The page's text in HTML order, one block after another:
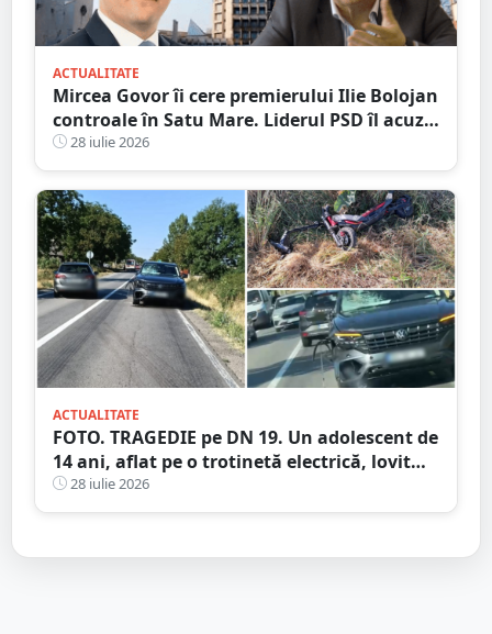
ACTUALITATE
Mircea Govor îi cere premierului Ilie Bolojan
controale în Satu Mare. Liderul PSD îl acuză
pe Adrian Cozma de presiuni politice și cere
verificări ample
28 iulie 2026
ACTUALITATE
FOTO. TRAGEDIE pe DN 19. Un adolescent de
14 ani, aflat pe o trotinetă electrică, lovit
mortal de o mașină
28 iulie 2026